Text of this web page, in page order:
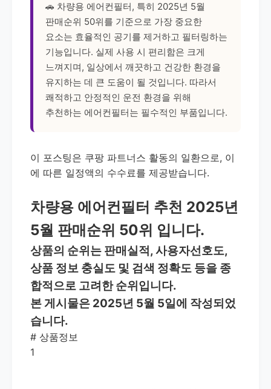
🚗 차량용 에어컨필터, 특히 2025년 5월
판매순위 50위를 기준으로 가장 중요한
요소는 효율적인 공기를 제거하고 필터링하는
기능입니다. 실제 사용 시 편리함은 크게
느껴지며, 일상에서 깨끗하고 건강한 환경을
유지하는 데 큰 도움이 될 것입니다. 따라서
쾌적하고 안정적인 운전 환경을 위해
추천하는 에어컨필터는 필수적인 부품입니다.
이 포스팅은 쿠팡 파트너스 활동의 일환으로, 이
에 따른 일정액의 수수료를 제공받습니다.
차량용 에어컨필터 추천 2025년
5월 판매순위 50위 입니다.
상품의 순위는 판매실적, 사용자선호도,
상품 정보 충실도 및 검색 정확도 등을 종
합적으로 고려한 순위입니다.
본 게시물은 2025년 5월 5일에 작성되었
습니다.
# 상품정보
1